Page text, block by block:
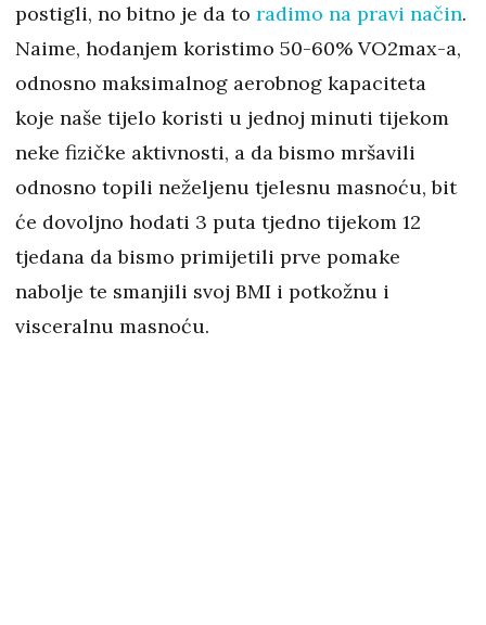
postigli, no bitno je da to radimo na pravi način.
Naime, hodanjem koristimo 50-60% VO2max-a,
odnosno maksimalnog aerobnog kapaciteta
koje naše tijelo koristi u jednoj minuti tijekom
neke fizičke aktivnosti, a da bismo mršavili
odnosno topili neželjenu tjelesnu masnoću, bit
će dovoljno hodati 3 puta tjedno tijekom 12
tjedana da bismo primijetili prve pomake
nabolje te smanjili svoj BMI i potkožnu i
visceralnu masnoću.